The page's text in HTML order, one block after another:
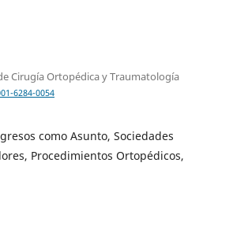
Cirugía Ortopédica y Traumatología
6284-0054
como Asunto, Sociedades
Procedimientos Ortopédicos,